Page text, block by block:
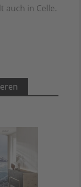
auch in Celle.